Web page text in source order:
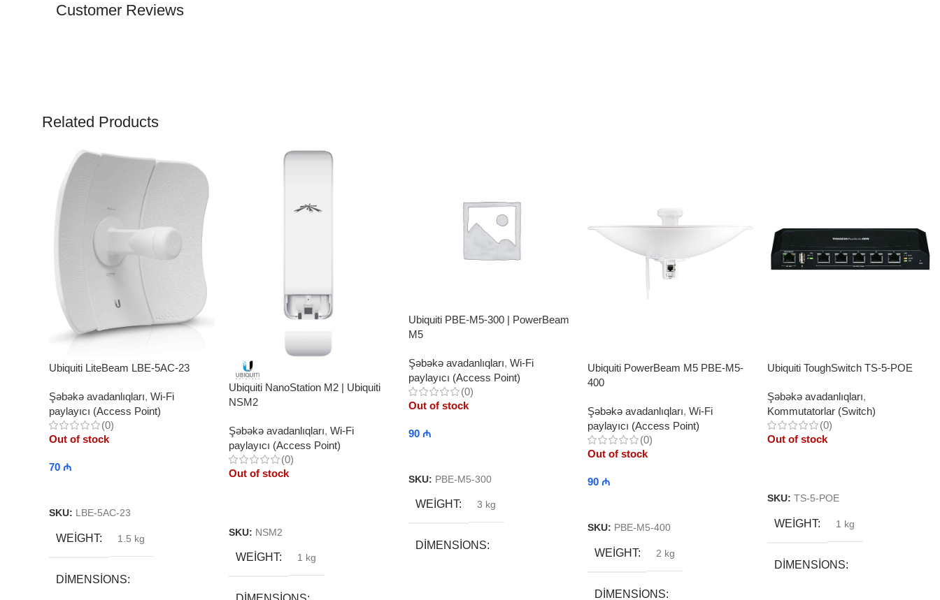
Customer Reviews
Related Products
Ubiquiti LiteBeam LBE-5AC-23
Şəbəkə avadanlıqları, Wi-Fi
paylayıcı (Access Point)
(0)
Out of stock
70 ₼
SKU: LBE-5AC-23
WEIGHT 1.5 kg
DIMENSIONS
Ubiquiti NanoStation M2 | Ubiquiti
NSM2
Şəbəkə avadanlıqları, Wi-Fi
paylayıcı (Access Point)
(0)
Out of stock
SKU: NSM2
WEIGHT 1 kg
Ubiquiti PBE-M5-300 | PowerBeam
M5
Şəbəkə avadanlıqları, Wi-Fi
paylayıcı (Access Point)
(0)
Out of stock
90 ₼
SKU: PBE-M5-300
WEIGHT 3 kg
DIMENSIONS
Ubiquiti PowerBeam M5 PBE-M5-
400
Şəbəkə avadanlıqları, Wi-Fi
paylayıcı (Access Point)
(0)
Out of stock
90₼
SKU: PBE-M5-400
WEIGHT 2 kg
DIMENSIONS
Ubiquiti ToughSwitch TS-5-POE
Şəbəkə avadanlıqları,
Kommutatorlar (Switch)
(0)
Out of stock
SKU:TS-5-POE
WEIGHT 1 kg
DIMENSIONS